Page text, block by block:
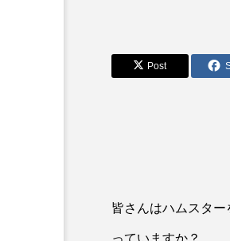
Post
皆さんはハムスタ
っていますか？